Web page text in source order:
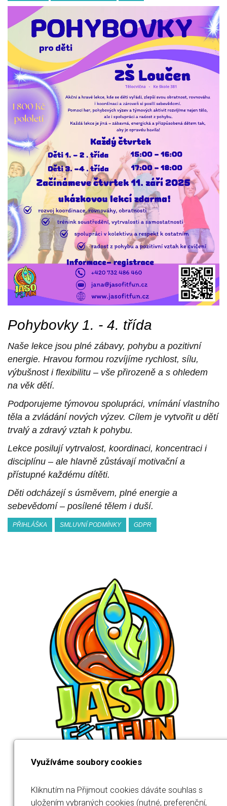
Pohybovky 1. - 4. třída
Naše lekce jsou plné zábavy, pohybu a pozitivní
energie. Hravou formou rozvíjíme rychlost, sílu,
výbušnost i flexibilitu – vše přirozeně a s ohledem
na věk dětí.
Podporujeme týmovou spolupráci, vnímání vlastního
těla a zvládání nových výzev. Cílem je vytvořit u dětí
trvalý a zdravý vztah k pohybu.
Lekce posilují vytrvalost, koordinaci, koncentraci i
disciplínu – ale hlavně zůstávají motivační a
přístupné každému dítěti.
Děti odcházejí s úsměvem, plné energie a
sebevědomí – posílené tělem i duší.
PŘIHLÁŠKA SMLUVNÍ PODMÍNKY GDPR
Využíváme soubory cookies
Kliknutím na Přijmout cookies dáváte souhlas s
uložením vybraných cookies (nutné, preferenční,